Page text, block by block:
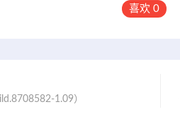
喜欢0
1.09）